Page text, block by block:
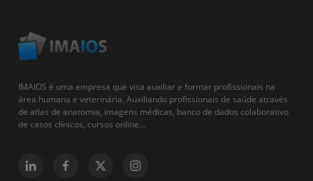
IMAIOS é uma empresa que visa auxiliar e formar profissionais na
área humana e veterinária. Auxiliando profissionais de saúde através
de atlas de anatomia, imagens médicas, banco de dados colaborativo
de casos clínicos, cursos online...